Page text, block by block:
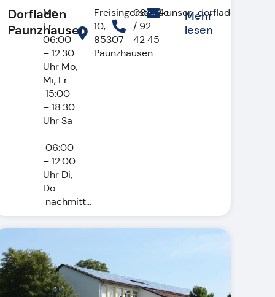
Dorfladen
Paunzhausen
Mo –
Fr
06:00
– 12:30
Uhr Mo,
Mi, Fr
15:00
– 18:30
Uhr Sa
06:00
– 12:00
Uhr Di,
Do
nachmitt...
Freisingerstraße
10,
85307
Paunzhausen
08444
/ 92
42 45
Mehr
lesen